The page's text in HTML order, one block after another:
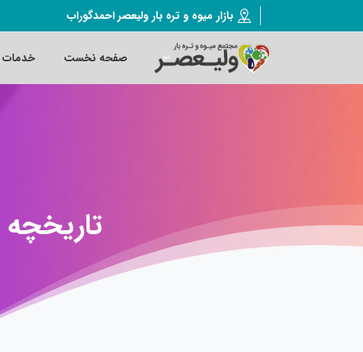
بازار میوه و تره بار ولیعصر احمدگوراب
صفحه نخست خدمات
تاریخچه